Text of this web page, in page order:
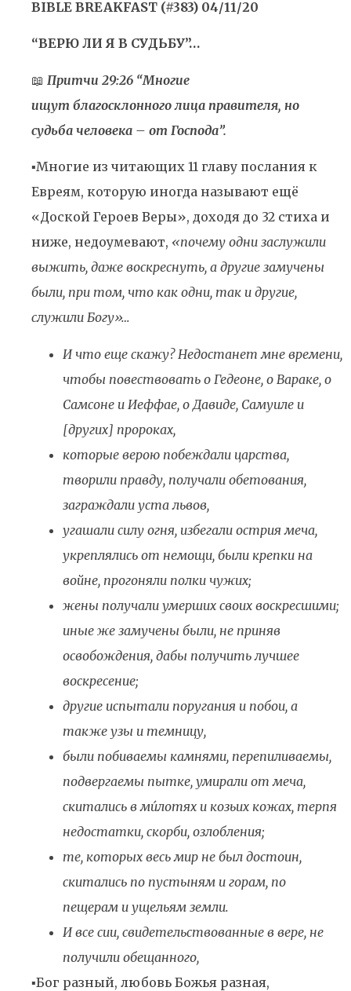
BIBLE BREAKFAST (#383) 04/11/20
“ВЕРЮ ЛИ Я В СУДЬБУ”…
📖 Притчи 29:26 “Многие
ищут благосклонного лица правителя, но
судьба человека – от Господа”.
▪️Многие из читающих 11 главу послания к
Евреям, которую иногда называют ещё
«Доской Героев Веры», доходя до 32 стиха и
ниже, недоумевают, «почему одни заслужили
выжить, даже воскреснуть, а другие замучены
были, при том, что как одни, так и другие,
служили Богу»…
И что еще скажу? Недостанет мне времени,
чтобы повествовать о Гедеоне, о Вараке, о
Самсоне и Иеффае, о Давиде, Самуиле и
[других] пророках,
которые верою побеждали царства,
творили правду, получали обетования,
заграждали уста львов,
угашали силу огня, избегали острия меча,
укреплялись от немощи, были крепки на
войне, прогоняли полки чужих;
жены получали умерших своих воскресшими;
иные же замучены были, не приняв
освобождения, дабы получить лучшее
воскресение;
другие испытали поругания и побои, а
также узы и темницу,
были побиваемы камнями, перепиливаемы,
подвергаемы пытке, умирали от меча,
скитались в ми́лотях и козьих кожах, терпя
недостатки, скорби, озлобления;
те, которых весь мир не был достоин,
скитались по пустыням и горам, по
пещерам и ущельям земли.
И все сии, свидетельствованные в вере, не
получили обещанного,
▪️Бог разный, любовь Божья разная,